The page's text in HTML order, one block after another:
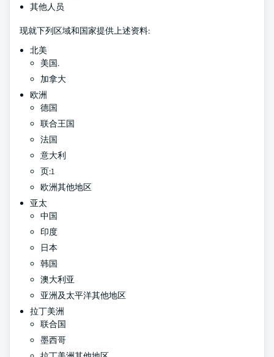
其他人员
现就下列区域和国家提供上述资料:
北美
美国.
加拿大
欧洲
德国
联合王国
法国
意大利
页:1
欧洲其他地区
亚太
中国
印度
日本
韩国
澳大利亚
亚洲及太平洋其他地区
拉丁美洲
联合国
墨西哥